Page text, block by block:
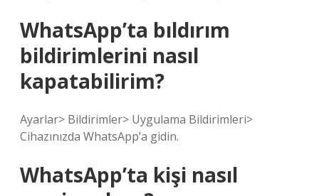
WhatsApp’ta bıldırım
bildirimlerini nasıl
kapatabilirim?
Ayarlar> Bildirimler> Uygulama Bildirimleri>
Cihazınızda WhatsApp’a gidin.
WhatsApp’ta kişi nasıl